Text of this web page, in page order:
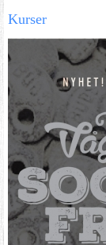
Kurser